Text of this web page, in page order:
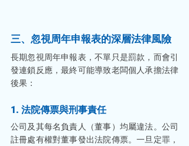
三、忽視周年申報表的深層法律風險
長期忽視周年申報表，不單只是罰款，而會引
發連鎖反應，最終可能導致老闆個人承擔法律
後果：
1. 法院傳票與刑事責任
公司及其每名負責人（董事）均屬違法。公司
註冊處有權對董事發出法院傳票。一旦定罪，